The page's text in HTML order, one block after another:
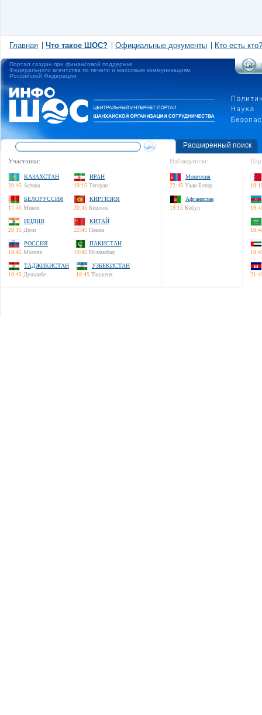
Главная Что такое ШОС? Официальные документы Кто есть кто?
Портал создан при финансовой поддержке
Федерального агентства по печати и массовым коммуникациям
Российской Федерации
Расширенный поиск
Участники:
КАЗАХСТАН
20:45 Астана
ИРАН
19:15 Тегеран
БЕЛОРУССИЯ
17:45 Минск
КИРГИЗИЯ
20:45 Бишкек
ИНДИЯ
20:15 Дели
КИТАЙ
22:45 Пекин
РОССИЯ
18:45 Москва
ПАКИСТАН
19:45 Исламабад
ТАДЖИКИСТАН
19:45 Душанбе
УЗБЕКИСТАН
19:45 Ташкент
Наблюдатели:
Монголия
22:45 Улан-Батор
Афганистан
19:15 Кабул